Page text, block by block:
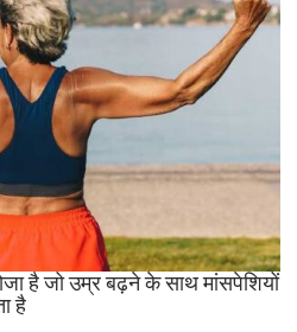
!
है जो उम्र बढ़ने के साथ मांसपेशियों
है